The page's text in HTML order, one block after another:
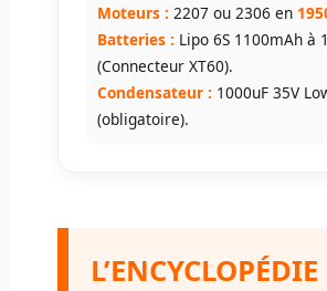
Moteurs : 2207 ou 2306 en
Batteries : Lipo 6S 1100mAh à
(Connecteur XT60).
Condensateur : 1000uF 35V
(obligatoire).
L’ENCYCLOPÉDIE